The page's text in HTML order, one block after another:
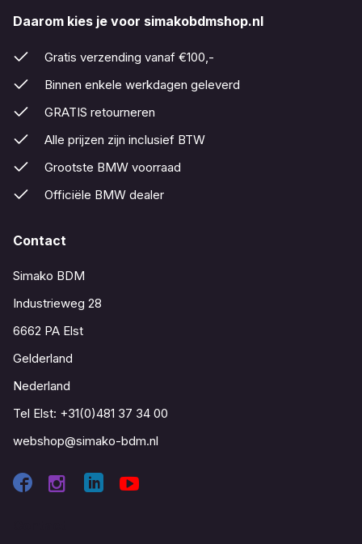
Daarom kies je voor simakobdmshop.nl
Gratis verzending vanaf €100,-
Binnen enkele werkdagen geleverd
GRATIS retourneren
Alle prijzen zijn inclusief BTW
Grootste BMW voorraad
Officiële BMW dealer
Contact
Simako BDM
Industrieweg 28
6662 PA Elst
Gelderland
Nederland
Tel Elst: +31(0)481 37 34 00
webshop@simako-bdm.nl